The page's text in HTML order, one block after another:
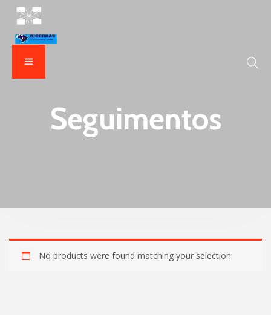
Seguimentos
No products were found matching your selection.